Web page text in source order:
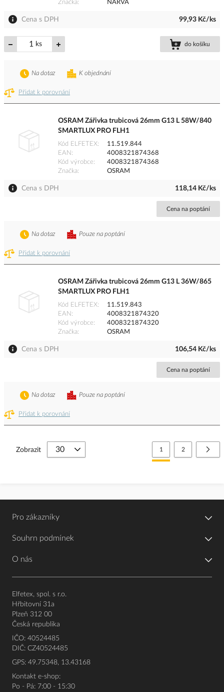
Značka
NARVA
Cena s DPH 99,93 Kč/ks
ks do košíku
Přidat k porovnání
K objednání
Na dotaz
OSRAM Zářivka trubicová 26mm G13 L 58W/840
SMARTLUX PRO FLH1
Kód ELFETEX
11.519.844
EAN
4008321874368
Kód výrobce
4008321874368
Značka
OSRAM
Cena s DPH 118,14 Kč/ks
Cena na poptání
Přidat k porovnání
Pouze na poptání
Na dotaz
OSRAM Zářivka trubicová 26mm G13 L 36W/865
SMARTLUX PRO FLH1
Kód ELFETEX
11.519.843
EAN
4008321874320
Kód výrobce
4008321874320
Značka
OSRAM
Cena s DPH 106,54 Kč/ks
Cena na poptání
Přidat k porovnání
Pouze na poptání
Na dotaz
Stránka
Právě si prohlížíte
1 Stránka
2
Zobrazit
Pro zákazníky
Souhrn podmínek
O nás
Elfetex, spol. s r.o.
Hřbitovní 31a
Plzeň 312 00
Česká republika
IČO: 40524485
DIČ: CZ40524485
GPS: 49.75348, 13.43168
Kontakt e-shop:
Po - Pá: 7:00 - 15:30